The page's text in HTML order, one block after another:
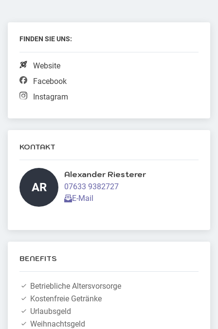
FINDEN SIE UNS:
Website
Facebook
Instagram
KONTAKT
AR
Alexander Riesterer
07633 9382727
E-Mail
BENEFITS
Betriebliche Altersvorsorge
Kostenfreie Getränke
Urlaubsgeld
Weihnachtsgeld